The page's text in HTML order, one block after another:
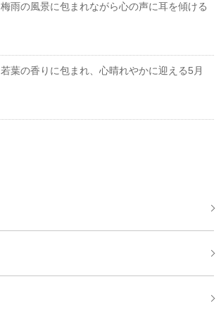
梅雨の風景に包まれながら心の声に耳を傾ける
若葉の香りに包まれ、心晴れやかに迎える5月